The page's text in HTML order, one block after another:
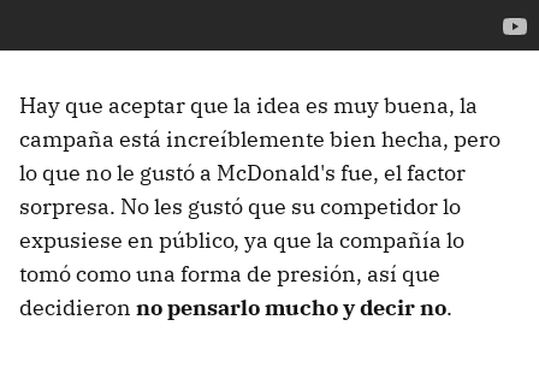
Hay que aceptar que la idea es muy buena, la
campaña está increíblemente bien hecha, pero
lo que no le gustó a McDonald's fue, el factor
sorpresa. No les gustó que su competidor lo
expusiese en público, ya que la compañía lo
tomó como una forma de presión, así que
decidieron no pensarlo mucho y decir no.